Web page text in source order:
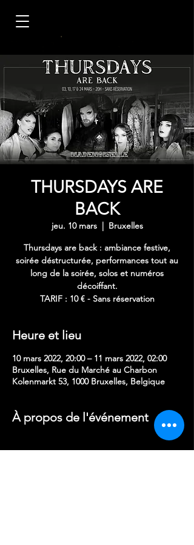
THURSDAYS ARE
BACK
jeu. 10 mars
  |
Bruxelles
Thursdays are back : ambiance festive,
soirée déstructurée, performances tout au
long de la soirée, solos et numéros
décoiffant.
TARIF : 10 € - Sans réservation
Heure et lieu
10 mars 2022, 20:00 – 11 mars 2022, 02:00
Bruxelles, Rue du Marché au Charbon
Kolenmarkt 53, 1000 Bruxelles, Belgique
À propos de l'événement